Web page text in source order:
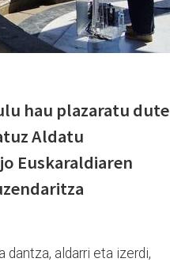
hau plazaratu dute
Aldatu
Euskaraldiaren
dantza, aldarri eta izerdi,